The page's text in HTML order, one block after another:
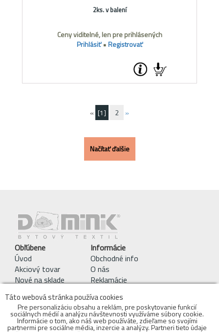
2ks. v balení
Ceny viditelné, len pre prihlásených
Prihlásiť•Registrovať
« [1] 2 »
Načítať ďalšie
Obľúbene
Úvod
Akciový tovar
Nové na sklade
Informácie
Obchodné info
O nás
Reklamácie
Obchodné podmienky
Kontakty
objednavky@bytovytextil.sk
Táto webová stránka používa cookies
Pre personalizáciu obsahu a reklám, pre poskytovanie funkcií
sociálnych médií a analýzu návštevnosti využíváme súbory cookie.
Informácie o tom, ako náš web používáte, zdieľame so svojími
partnermi pre sociálne média, inzercie a analýzy. Partneri tieto údaje